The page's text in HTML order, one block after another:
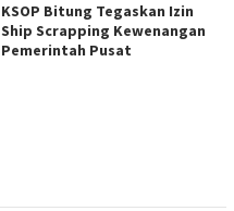
KSOP Bitung Tegaskan Izin
Ship Scrapping Kewenangan
Pemerintah Pusat